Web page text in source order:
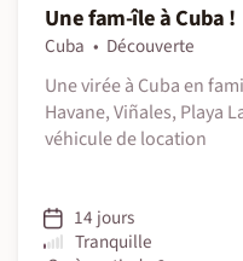
Une fam-île à Cuba !
Cuba
Découverte
Une virée à Cuba en
Havane, Viñales, Playa
véhicule de location
14 jours
Tranquille